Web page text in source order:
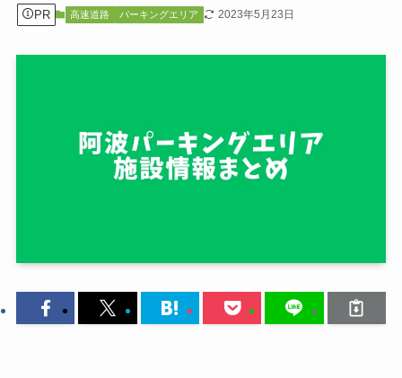
PR 高速道路 パーキングエリア 2023年5月23日